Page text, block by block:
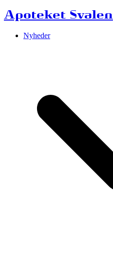
Apoteket Svalen
Nyheder